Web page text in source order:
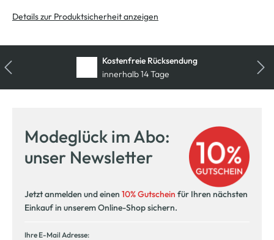
Details zur Produktsicherheit anzeigen
Kostenfreie Rücksendung
innerhalb 14 Tage
Modeglück im Abo:
unser Newsletter
Jetzt anmelden und einen 10% Gutschein für Ihren nächsten
Einkauf in unserem Online-Shop sichern.
Ihre E-Mail Adresse: